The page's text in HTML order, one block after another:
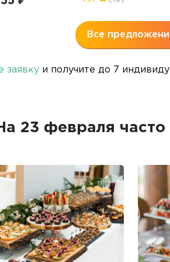
Все
заявку и получите до 7
23 февраля часто